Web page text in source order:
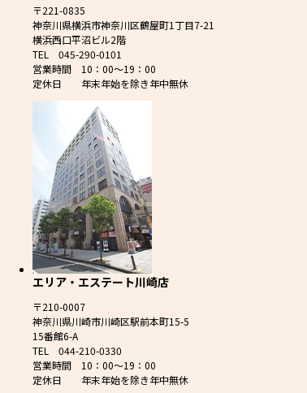
〒221-0835
神奈川県横浜市神奈川区鶴屋町1丁目7-21
横浜西口平沼ビル2階
TEL 045-290-0101
営業時間 10：00～19：00
定休日 年末年始を除き年中無休
エリア・エステート川崎店
〒210-0007
神奈川県川崎市川崎区駅前本町15-5
15番館6-A
TEL 044-210-0330
営業時間 10：00～19：00
定休日 年末年始を除き年中無休